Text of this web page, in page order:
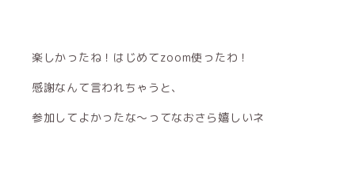
楽しかったね！はじめてzoom使ったわ！
感謝なんて言われちゃうと、
参加してよかったな〜ってなおさら嬉しいネ